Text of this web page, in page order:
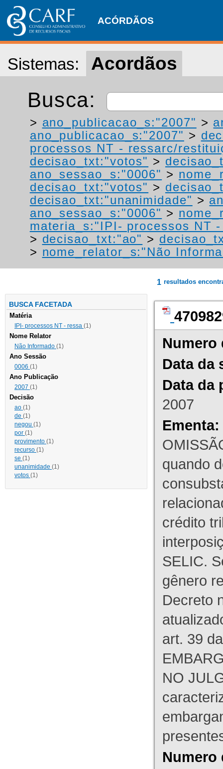
ACÓRDÃOS
Sistemas: Acordãos
Busca:
> ano_publicacao_s:"2007" >
ano_publicacao_s:"2007" >
processos NT - ressarc/
decisao_txt:"votos" >
ano_sessao_s:"0006" >
decisao_txt:"votos" >
decisao_txt:"unanimidade" >
ano_sessao_s:"0006" >
materia_s:"IPI- processos NT
> decisao_txt:"ao" >
> nome_relator_s:"Não
BUSCA FACETADA
Matéria
IPI- processos NT - ressa (1)
Nome Relator
Não Informado (1)
Ano Sessão
0006 (1)
Ano Publicação
2007 (1)
Decisão
ao (1)
de (1)
negou (1)
por (1)
provimento (1)
recurso (1)
se (1)
unanimidade (1)
votos (1)
1 resultados
Numero
Data da
Data da
2007
Ementa:
quando
crédito
SELIC.
gênero
Decreto
art. 39
NO
Numero